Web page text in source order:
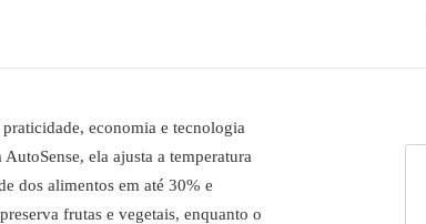
economia e tecnologia
ela ajusta a temperatura
dos alimentos em até 30% e
frutas e vegetais, enquanto o